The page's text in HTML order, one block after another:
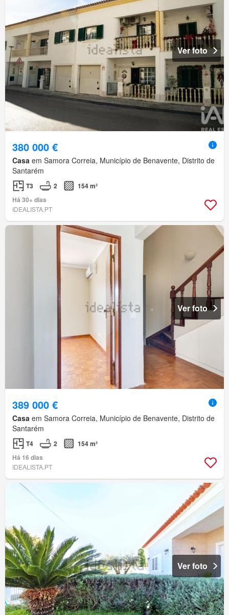
Ver foto
380 000 €
Casa em Samora Correia, Município de Benavente, Distrito de
Santarém
T3 2
154 m²
Há 30+ dias
IDEALISTA.PT
Ver foto
389 000 €
Casa em Samora Correia, Município de Benavente, Distrito de
Santarém
T4 2
154 m²
Há 16 dias
IDEALISTA.PT
Ver foto